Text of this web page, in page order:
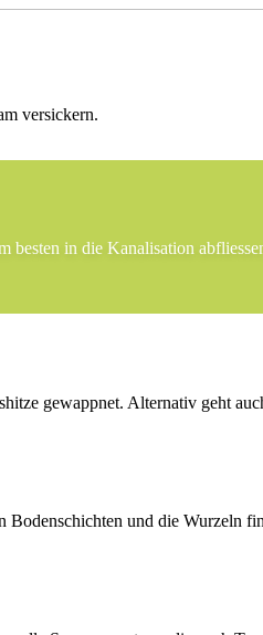
versickern.
besten in die Kanalisation
gewappnet. Alternativ geht
Bodenschichten und die Wurzeln